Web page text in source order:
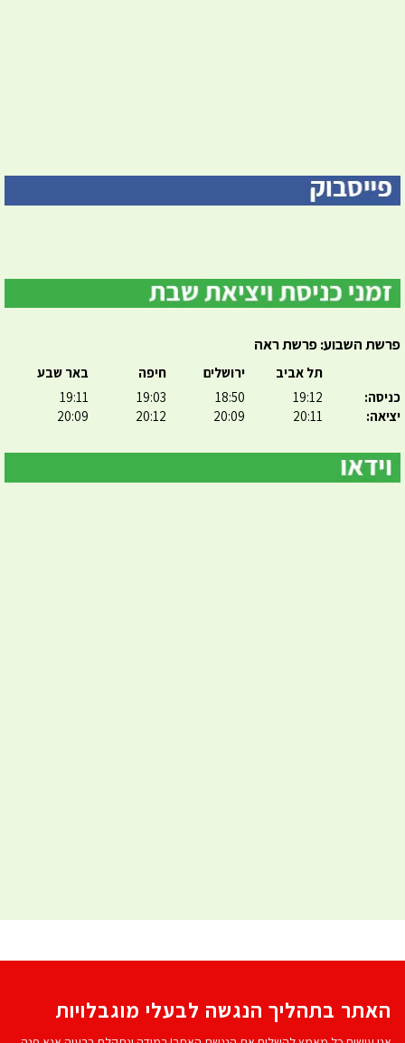
פרשת השבוע: פרשת ראה
כניסה:
יציאה:
תל אביב
19:12
20:11
ירושלים
18:50
20:09
חיפה
19:03
20:12
באר שבע
19:11
20:09
האתר בתהליך הנגשה לבעלי מוגבלויות